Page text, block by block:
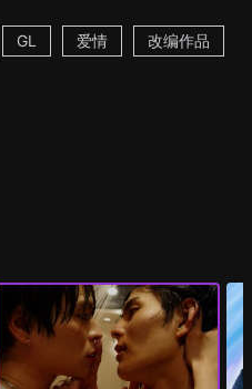
GL 爱情 改编作品